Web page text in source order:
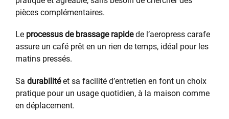
pièces complémentaires.
Le processus de brassage rapidede l’aeropress carafe
assure un café prêt en un rien de temps, idéal pour les
matins pressés.
Sa durabilitéet sa facilité d’entretien en font un choix
pratique pour un usage quotidien, à la maison comme
en déplacement.